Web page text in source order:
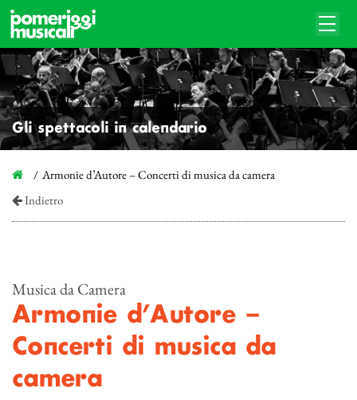
Gli spettacoli in calendario
Armonie d’Autore – Concerti di musica da camera
Indietro
Musica da Camera
Armonie d’Autore –
Concerti di musica da
camera